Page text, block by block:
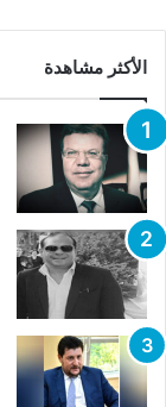
الأكثر مشاهدة